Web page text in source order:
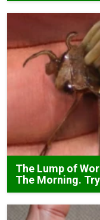
The Lump of
The Morning.